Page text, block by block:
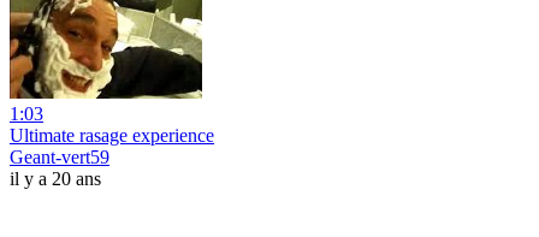
1:03
Ultimate rasage experience
Geant-vert59
il y a 20 ans